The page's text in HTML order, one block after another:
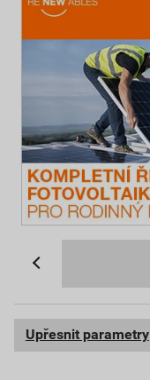
Upřesnit parametry